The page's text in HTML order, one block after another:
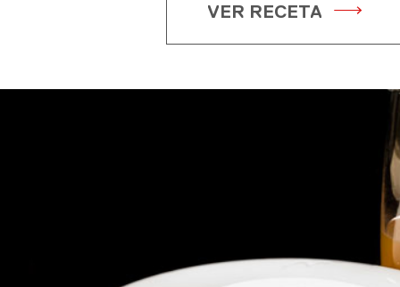
VER RECETA